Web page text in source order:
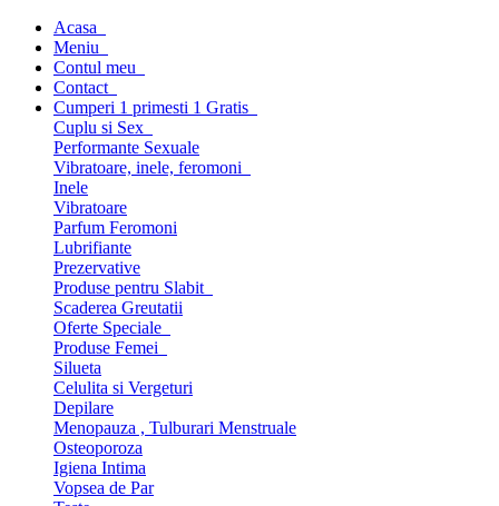
Acasa
Meniu
Contul meu
Contact
Cumperi 1 primesti 1 Gratis
Cuplu si Sex
Performante Sexuale
Vibratoare, inele, feromoni
Inele
Vibratoare
Parfum Feromoni
Lubrifiante
Prezervative
Produse pentru Slabit
Scaderea Greutatii
Oferte Speciale
Produse Femei
Silueta
Celulita si Vergeturi
Depilare
Menopauza , Tulburari Menstruale
Osteoporoza
Igiena Intima
Vopsea de Par